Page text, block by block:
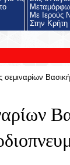
Με Ιερούς
Στην Κρήτη
σεμιναρίων